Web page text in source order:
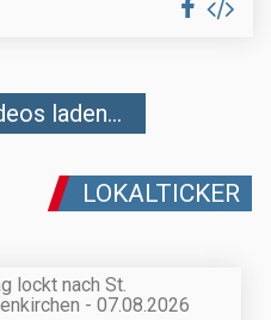
laden...
LOKALTICKER
lockt nach St.
- 07.08.2026